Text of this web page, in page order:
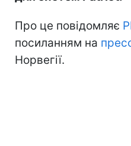
Про це повідомляє
посиланням на
Норвегії.